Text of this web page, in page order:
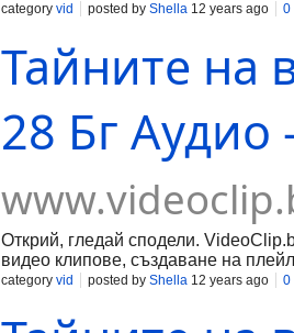
category vid posted by Shella 12 years ago 0
Тайните на
28 Бг Аудио
Открий, гледай сподели.
видео клипове, създаване на
category vid posted by Shella 12 years ago 0